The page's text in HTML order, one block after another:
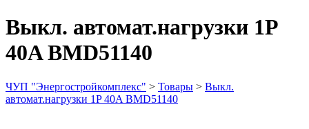
Выкл. автомат.нагрузки 1P
40A BMD51140
ЧУП "Энергостройкомплекс" > Товары > Выкл.
автомат.нагрузки 1P 40A BMD51140